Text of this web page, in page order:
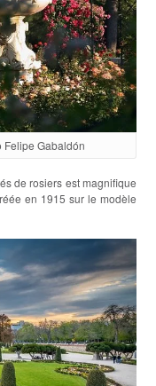
Felipe Gabaldón
de rosiers est magnifique
en 1915 sur le modèle